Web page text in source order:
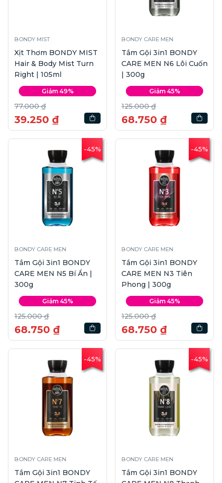
BONDY MIST
Xịt Thơm BONDY MIST
Hair & Body Mist Turn
Right | 105ml
Giảm 49%
77.000 ₫
39.250 ₫
BONDY CARE MEN
Tắm Gội 3in1 BONDY
CARE MEN N6 Lôi Cuốn
| 300g
Giảm 45%
125.000 ₫
68.750 ₫
-45%
BONDY CARE MEN
Tắm Gội 3in1 BONDY
CARE MEN N5 Bí Ẩn |
300g
Giảm 45%
125.000 ₫
68.750 ₫
-45%
BONDY CARE MEN
Tắm Gội 3in1 BONDY
CARE MEN N3 Tiên
Phong | 300g
Giảm 45%
125.000 ₫
68.750 ₫
-45%
BONDY CARE MEN
Tắm Gội 3in1 BONDY
-45%
BONDY CARE MEN
Tắm Gội 3in1 BONDY